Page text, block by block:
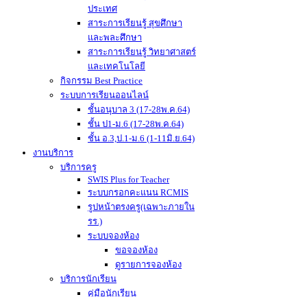
ประเทศ
สาระการเรียนรู้ สุขศึกษา
และพละศึกษา
สาระการเรียนรู้ วิทยาศาสตร์
และเทคโนโลยี
กิจกรรม Best Practice
ระบบการเรียนออนไลน์
ชั้นอนุบาล 3 (17-28พ.ค.64)
ชั้น ป1-ม.6 (17-28พ.ค.64)
ชั้น อ.3,ป.1-ม.6 (1-11มิ.ย.64)
งานบริการ
บริการครู
SWIS Plus for Teacher
ระบบกรอกคะแนน RCMIS
รูปหน้าตรงครู(เฉพาะภายใน
รร.)
ระบบจองห้อง
ขอจองห้อง
ดูรายการจองห้อง
บริการนักเรียน
คู่มือนักเรียน